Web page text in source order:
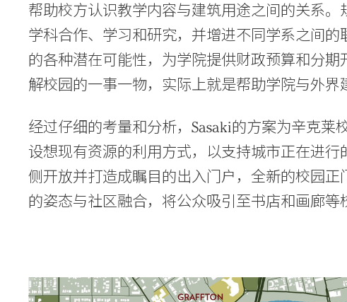
帮助校方认识教学内容与建筑用途之间的关系
学科合作、学习和研究，并增进不同学系之间的
的各种潜在可能性，为学院提供财政预算和分
解校园的一事一物，实际上就是帮助学院与外界
经过仔细的考量和分析，Sasaki的方案为辛克
设想现有资源的利用方式，以支持城市正在进
侧开放并打造成瞩目的出入门户，全新的校园
的姿态与社区融合，将公众吸引至书店和画廊等